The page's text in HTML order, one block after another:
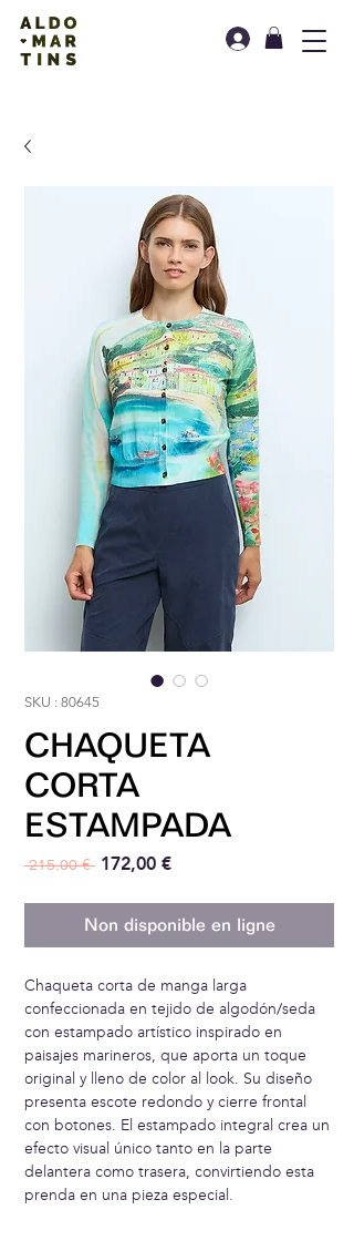
SKU : 80645
CHAQUETA
CORTA
ESTAMPADA
215,00 € Prix original
172,00 €Prix promotionnel
Non disponible en ligne
Chaqueta corta de manga larga
confeccionada en tejido de algodón/seda
con estampado artístico inspirado en
paisajes marineros, que aporta un toque
original y lleno de color al look. Su diseño
presenta escote redondo y cierre frontal
con botones. El estampado integral crea un
efecto visual único tanto en la parte
delantera como trasera, convirtiendo esta
prenda en una pieza especial.